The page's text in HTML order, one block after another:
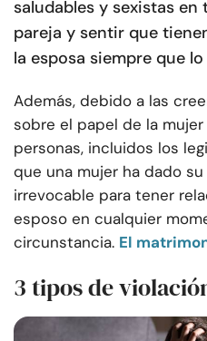
saludables y sexistas
pareja y sentir que
la esposa siempre que lo
Además, debido a las
sobre el papel de la
personas, incluidos los
que una mujer ha dado
irrevocable para tener
esposo en cualquier
circunstancia. El
3 tipos de